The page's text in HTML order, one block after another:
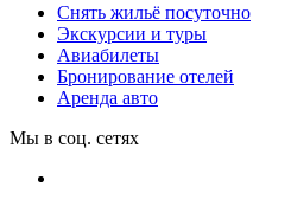
Снять жильё посуточно
Экскурсии и туры
Авиабилеты
Бронирование отелей
Аренда авто
Мы в соц. сетях